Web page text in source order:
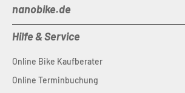
nanobike.de
Hilfe & Service
Online Bike Kaufberater
Online Terminbuchung